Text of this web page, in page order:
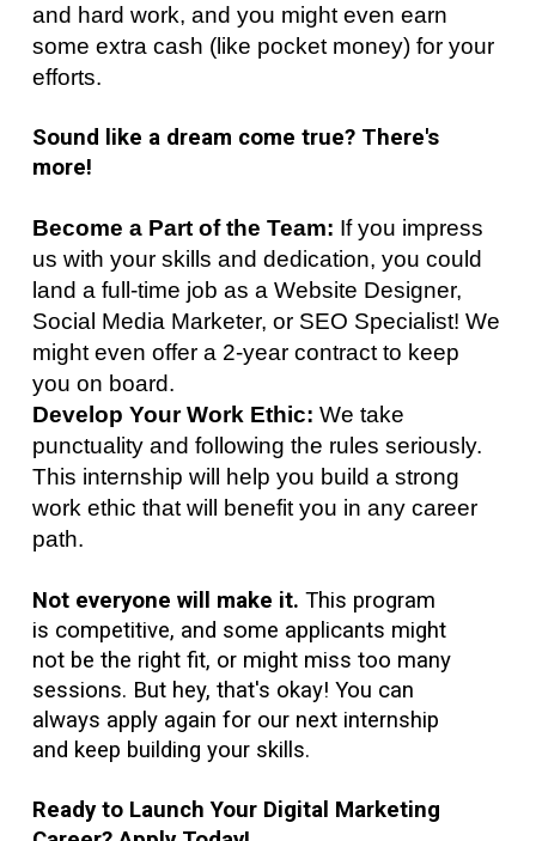
and hard work, and you might even earn
some extra cash (like pocket money) for your
efforts.
Sound like a dream come true? There's
more!
Become a Part of the Team: If you impress
us with your skills and dedication, you could
land a full-time job as a Website Designer,
Social Media Marketer, or SEO Specialist! We
might even offer a 2-year contract to keep
you on board.
Develop Your Work Ethic: We take
punctuality and following the rules seriously.
This internship will help you build a strong
work ethic that will benefit you in any career
path.
Not everyone will make it. This program
is competitive, and some applicants might
not be the right fit, or might miss too many
sessions. But hey, that's okay! You can
always apply again for our next internship
and keep building your skills.
Ready to Launch Your Digital Marketing